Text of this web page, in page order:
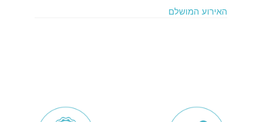
האירוע המושלם